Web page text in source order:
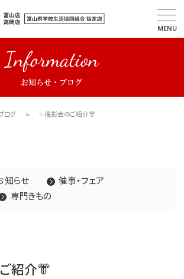
MENU
Information
お知らせ・ブログ
ログ ✨撮影会のご紹介👘
知らせ
催事・フェア
専門きもの
紹介👘